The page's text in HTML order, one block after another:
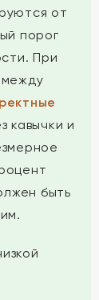
от
порог
При
между
кавычки и
быть